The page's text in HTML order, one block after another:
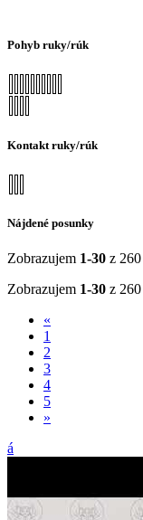
Pohyb ruky/rúk
Kontakt ruky/rúk
Nájdené posunky
Zobrazujem 1-30 z 260
Zobrazujem 1-30 z 260
«
1
2
3
4
5
»
á